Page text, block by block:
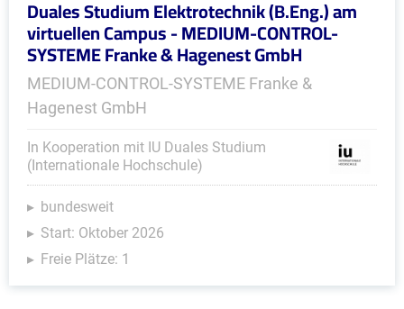
Duales Studium Elektrotechnik (B.Eng.) am
virtuellen Campus - MEDIUM-CONTROL-
SYSTEME Franke & Hagenest GmbH
MEDIUM-CONTROL-SYSTEME Franke &
Hagenest GmbH
In Kooperation mit IU Duales Studium
(Internationale Hochschule)
bundesweit
Start: Oktober 2026
Freie Plätze: 1